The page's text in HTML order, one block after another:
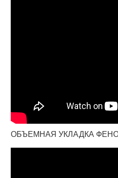
ОБЪЕМНАЯ УКЛАДКА